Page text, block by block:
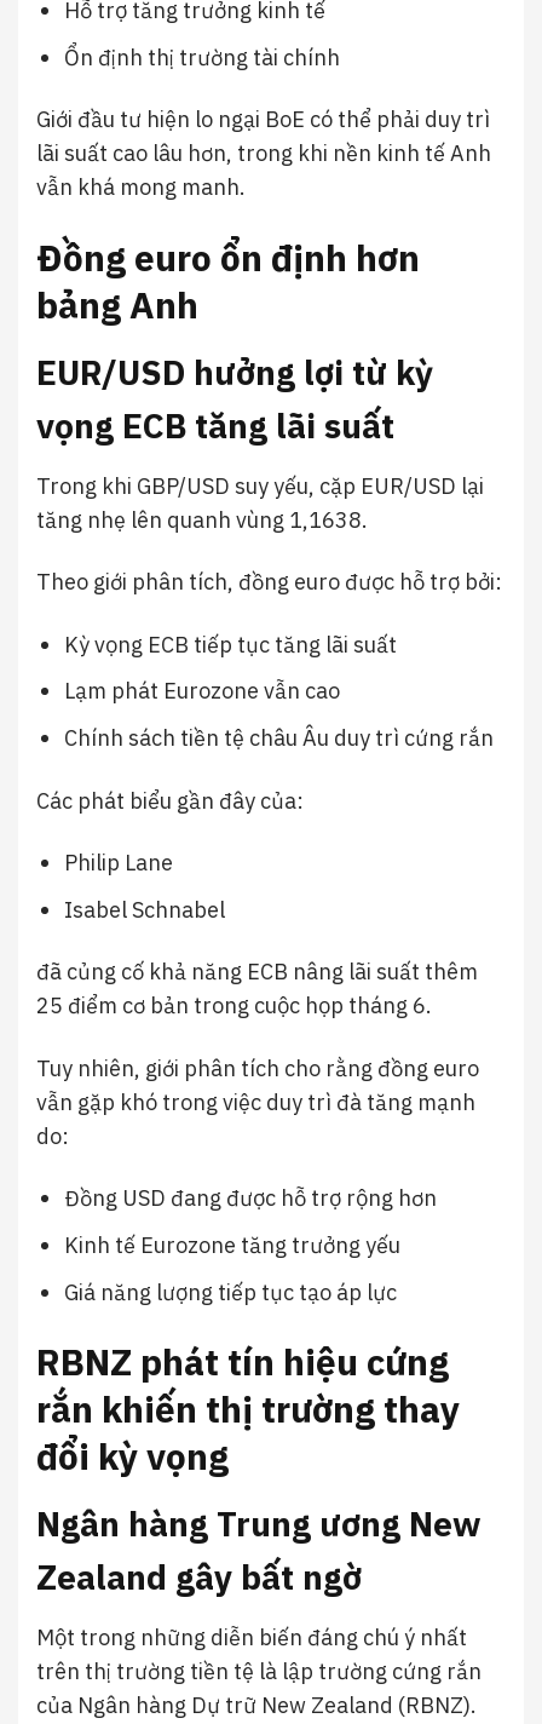
Hỗ trợ tăng trưởng kinh tế
Ổn định thị trường tài chính
Giới đầu tư hiện lo ngại BoE có thể phải duy trì
lãi suất cao lâu hơn, trong khi nền kinh tế Anh
vẫn khá mong manh.
Đồng euro ổn định hơn
bảng Anh
EUR/USD hưởng lợi từ kỳ
vọng ECB tăng lãi suất
Trong khi GBP/USD suy yếu, cặp EUR/USD lại
tăng nhẹ lên quanh vùng 1,1638.
Theo giới phân tích, đồng euro được hỗ trợ bởi:
Kỳ vọng ECB tiếp tục tăng lãi suất
Lạm phát Eurozone vẫn cao
Chính sách tiền tệ châu Âu duy trì cứng rắn
Các phát biểu gần đây của:
Philip Lane
Isabel Schnabel
đã củng cố khả năng ECB nâng lãi suất thêm
25 điểm cơ bản trong cuộc họp tháng 6.
Tuy nhiên, giới phân tích cho rằng đồng euro
vẫn gặp khó trong việc duy trì đà tăng mạnh
do:
Đồng USD đang được hỗ trợ rộng hơn
Kinh tế Eurozone tăng trưởng yếu
Giá năng lượng tiếp tục tạo áp lực
RBNZ phát tín hiệu cứng
rắn khiến thị trường thay
đổi kỳ vọng
Ngân hàng Trung ương New
Zealand gây bất ngờ
Một trong những diễn biến đáng chú ý nhất
trên thị trường tiền tệ là lập trường cứng rắn
của Ngân hàng Dự trữ New Zealand (RBNZ).